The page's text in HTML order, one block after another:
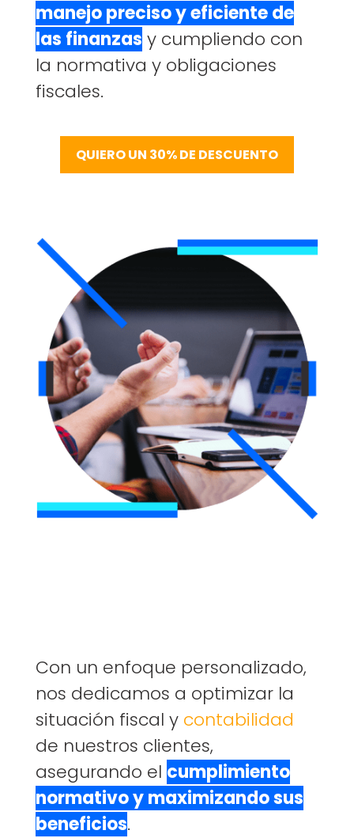
manejo preciso y eficiente de
las finanzas y cumpliendo con
la normativa y obligaciones
fiscales.
QUIERO UN 30% DE DESCUENTO
Con un enfoque personalizado,
nos dedicamos a optimizar la
situación fiscal y contabilidad
de nuestros clientes,
asegurando el cumplimiento
normativo y maximizando sus
beneficios.